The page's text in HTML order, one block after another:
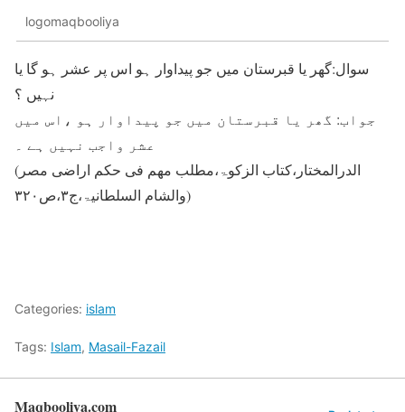
logomaqbooliya
سوال:گھر یا قبرستان میں جو پیداوار ہو اس پر عشر ہو گا یا
نہیں ؟
جواب: گھر یا قبرستان میں جو پیداوار ہو ،اس میں
عشر واجب نہیں ہے ۔
(الدرالمختار،کتاب الزکوۃ،مطلب مھم فی حکم اراضی مصر
والشام السلطانیۃ،ج۳،ص۳۲۰)
Categories: islam
Tags: Islam, Masail-Fazail
Maqbooliya.com